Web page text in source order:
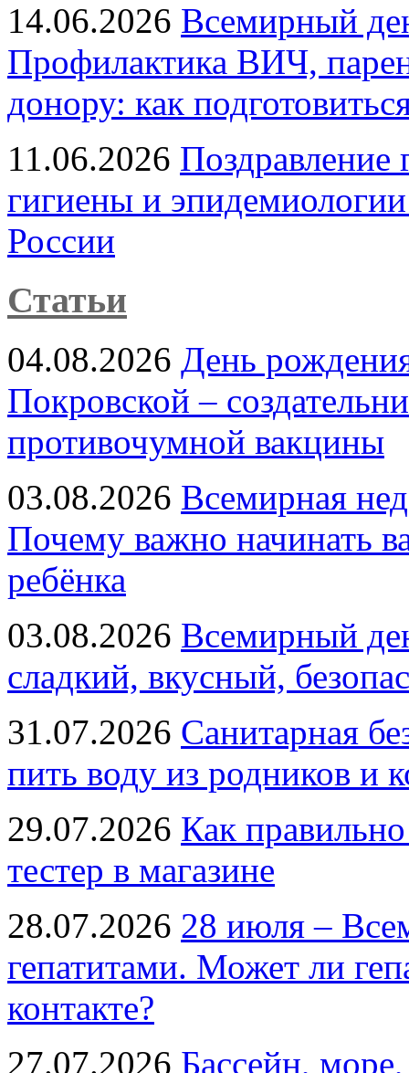
14.06.2026 Всемирный
Профилактика ВИЧ,
донору: как
11.06.2026 Поздравление
гигиены и
России
Статьи
04.08.2026 День
Покровской –
противочумной вакцины
03.08.2026 Всемирная
Почему важно начинать
ребёнка
03.08.2026 Всемирный
сладкий, вкусный,
31.07.2026 Санитарная
пить воду из родников и
29.07.2026 Как
тестер в магазине
28.07.2026 28 июля –
гепатитами. Может ли
контакте?
27.07.2026 Бассейн,